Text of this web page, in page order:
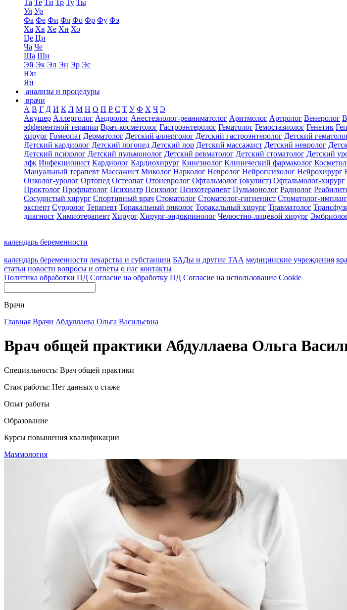
Та Те Ти Тр Ту Ты
Ул Ур
Фа Фе Фи Фл Фо Фр Фу Фэ
Ха Хв Хе Хи Хо
Це Ци
Ча Че
Ша Ши
Эй Эк Эл Эн Эр Эс
Юн
Ян
анализы и процедуры
врачи
А В Г Д И К Л М Н О П Р С Т У Ф Х Ч Э
Акушер Аллерголог Андролог Анестезиолог-реаниматолог Аритмолог Артролог Венеролог
эфферентной терапии Врач-косметолог Гастроэнтеролог Гематолог Гемостазиолог Генетик
хирург Гомеопат Дерматолог Детский аллерголог Детский гастроэнтеролог Детский
Детский кардиолог Детский логопед Детский лор Детский массажист Детский невролог
Детский психолог Детский пульмонолог Детский ревматолог Детский стоматолог Детский
лфк Инфекционист Кардиолог Кардиохирург Кинезиолог Клинический фармаколог
Мануальный терапевт Массажист Миколог Нарколог Невролог Нейропсихолог Нейрохирург
Онколог-уролог Ортопед Остеопат Отоневролог Офтальмолог (окулист) Офтальмолог-хирург
Проктолог Профпатолог Психиатр Психолог Психотерапевт Пульмонолог Радиолог
Сосудистый хирург Спортивный врач Стоматолог Стоматолог-гигиенист Стоматолог-
эксперт Сурдолог Терапевт Торакальный онколог Торакальный хирург Травматолог
диагност Химиотерапевт Хирург Хирург-эндокринолог Челюстно-лицевой хирург
календарь беременности
календарь беременности лекарства и субстанции БАДы и другие ТАА медицинские учреждения
статьи новости вопросы и ответы о нас контакты
Политика обработки ПД Согласие на обработку ПД Согласие на использование Cookie
Врачи
Главная Врачи Абдуллаева Ольга Васильевна
Врач общей практики Абдуллаева Ольга
Специальность: Врач общей практики
Стаж работы: Нет данных о стаже
Опыт работы
Образование
Курсы повышения квалификации
Маммология